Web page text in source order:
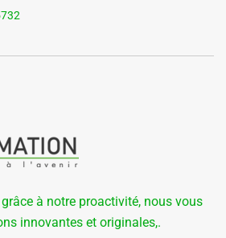
à notre proactivité, nous vous
innovantes et originales,.